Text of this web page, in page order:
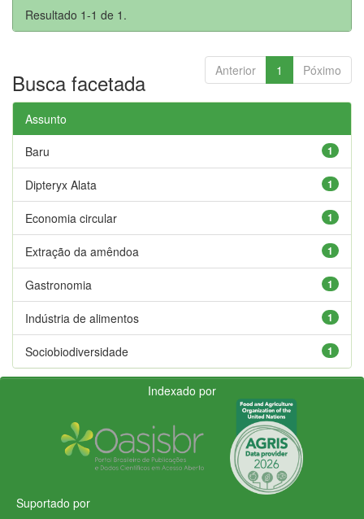
Resultado 1-1 de 1.
Anterior 1 Póximo
Busca facetada
Assunto
1
Baru
1
Dipteryx Alata
1
Economia circular
1
Extração da amêndoa
1
Gastronomia
1
Indústria de alimentos
1
Sociobiodiversidade
Indexado por
Suportado por